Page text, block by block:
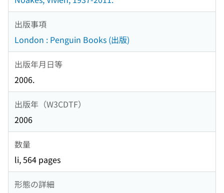
出版事項
London : Penguin Books (出版)
出版年月日等
2006.
出版年（W3CDTF）
2006
数量
li, 564 pages
形態の詳細